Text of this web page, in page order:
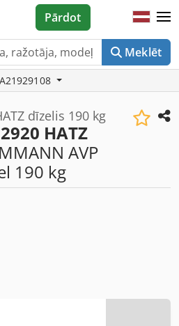
Meklēt
Pārdot
dīzelis 190 kg
HATZ
AVP
190 kg